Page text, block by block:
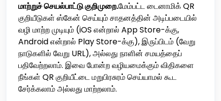
மாற்றுச் செயல்பாட்டு குறிமுறை.மேம்பட்ட டைனாமிக் QR
குறியீடுகள் ஸ்கேன் செய்யும் சாதனத்தின் அடிப்படையில்
வழி மாற்ற முடியும் (iOS என்றால் App Store-க்கு,
Android என்றால் Play Store-க்கு), இருப்பிடம் (வேறு
நாடுகளில் வேறு URL), அல்லது நாளின் சமயத்தைப்
பதிவேற்றலாம். இவை போன்ற வழியமைக்கும் விதிகளை
நீங்கள் QR குறியீட்டை மறுபிரசுரம் செய்யாமல் கூட
சேர்க்கலாம் அல்லது மாற்றலாம்.